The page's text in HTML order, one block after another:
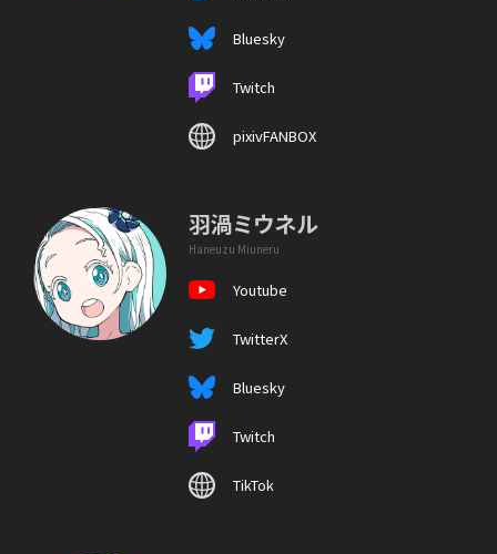
Bluesky
Twitch
pixivFANBOX
羽渦ミウネル
Haneuzu Miuneru
Youtube
TwitterX
Bluesky
Twitch
TikTok